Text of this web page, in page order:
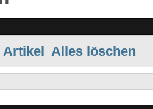
Artikel Alles löschen